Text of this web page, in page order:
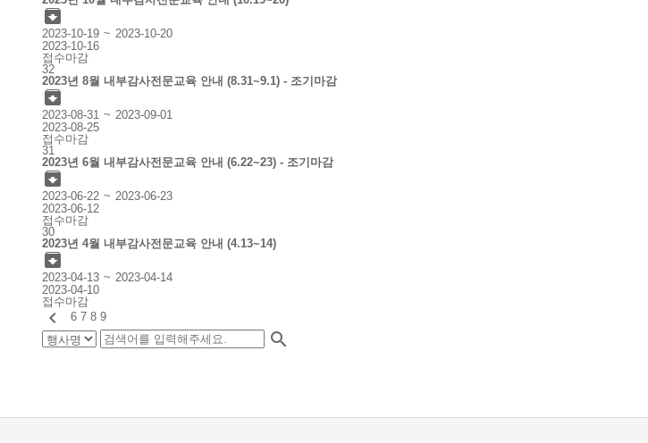

2023-10-19
2023-10-20
2023-10-16
접수마감
32
2023년 8월 내부감사전문교육 안내 (8.31~9.1) - 조기마감

2023-08-31
2023-09-01
2023-08-25
접수마감
31
2023년 6월 내부감사전문교육 안내 (6.22~23) - 조기마감

2023-06-22
2023-06-23
2023-06-12
접수마감
30
2023년 4월 내부감사전문교육 안내 (4.13~14)

2023-04-13
2023-04-14
2023-04-10
접수마감
 6 7 8 9
